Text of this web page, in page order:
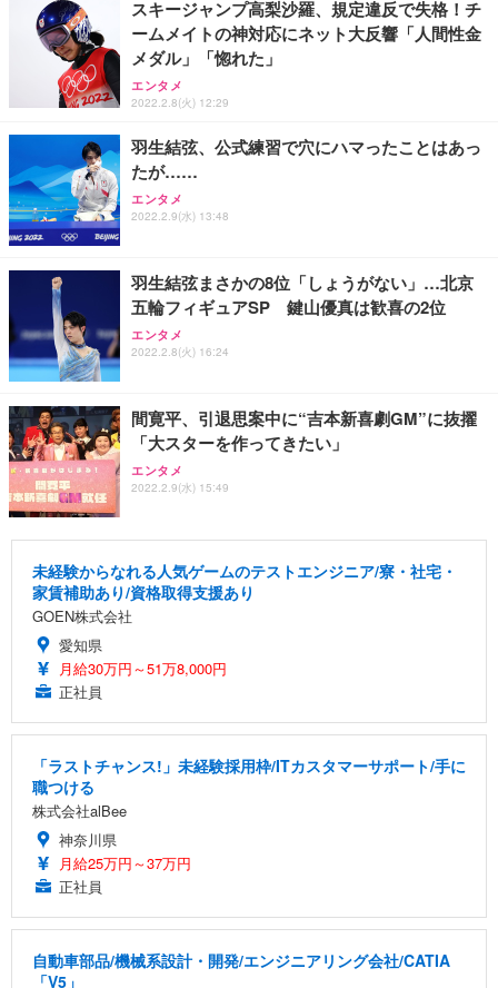
スキージャンプ高梨沙羅、規定違反で失格！チ
ームメイトの神対応にネット大反響「人間性金
メダル」「惚れた」
エンタメ
2022.2.8(火) 12:29
羽生結弦、公式練習で穴にハマったことはあっ
たが……
エンタメ
2022.2.9(水) 13:48
羽生結弦まさかの8位「しょうがない」…北京
五輪フィギュアSP 鍵山優真は歓喜の2位
エンタメ
2022.2.8(火) 16:24
間寛平、引退思案中に“吉本新喜劇GM”に抜擢
「大スターを作ってきたい」
エンタメ
2022.2.9(水) 15:49
未経験からなれる人気ゲームのテストエンジニア/寮・社宅・
家賃補助あり/資格取得支援あり
GOEN株式会社
愛知県
月給30万円～51万8,000円
正社員
「ラストチャンス!」未経験採用枠/ITカスタマーサポート/手に
職つける
株式会社alBee
神奈川県
月給25万円～37万円
正社員
自動車部品/機械系設計・開発/エンジニアリング会社/CATIA
「V5」